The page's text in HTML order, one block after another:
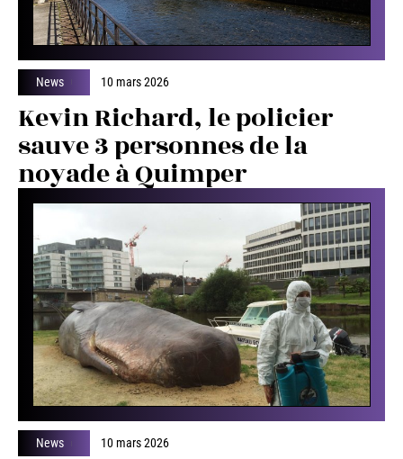
News 10 mars 2026
Kevin Richard, le policier
sauve 3 personnes de la
noyade à Quimper
News 10 mars 2026